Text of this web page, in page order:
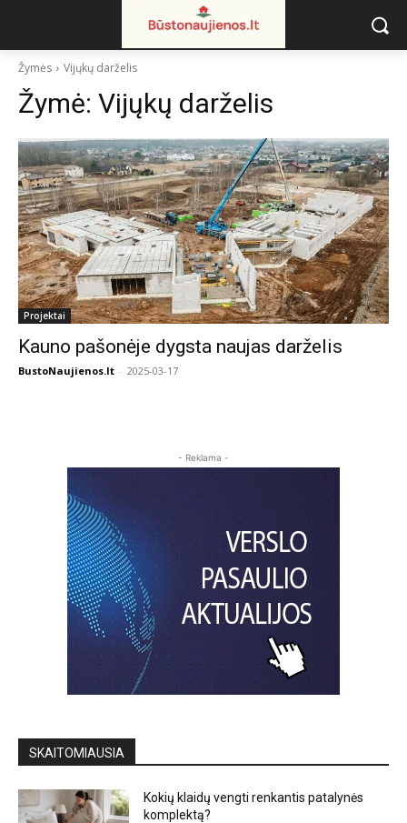
Žymės Vijųkų darželis
Žymė: Vijųkų darželis
Projektai
Kauno pašonėje dygsta naujas darželis
BustoNaujienos.lt - 2025-03-17
- Reklama -
SKAITOMIAUSIA
Kokių klaidų vengti renkantis patalynės
komplektą?